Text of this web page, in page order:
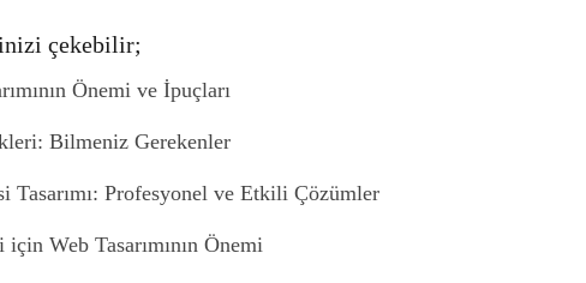
çekebilir;
Önemi ve İpuçları
Bilmeniz Gerekenler
Tasarımı: Profesyonel ve Etkili Çözümler
Web Tasarımının Önemi